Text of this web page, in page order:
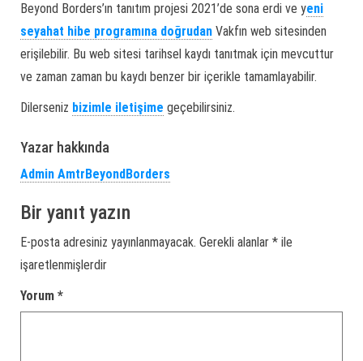
Beyond Borders’ın tanıtım projesi 2021’de sona erdi ve yeni
seyahat hibe programına doğrudan Vakfın web sitesinden
erişilebilir. Bu web sitesi tarihsel kaydı tanıtmak için mevcuttur
ve zaman zaman bu kaydı benzer bir içerikle tamamlayabilir.
Dilerseniz bizimle iletişime geçebilirsiniz.
Yazar hakkında
Admin AmtrBeyondBorders
Bir yanıt yazın
E-posta adresiniz yayınlanmayacak. Gerekli alanlar * ile
işaretlenmişlerdir
Yorum *